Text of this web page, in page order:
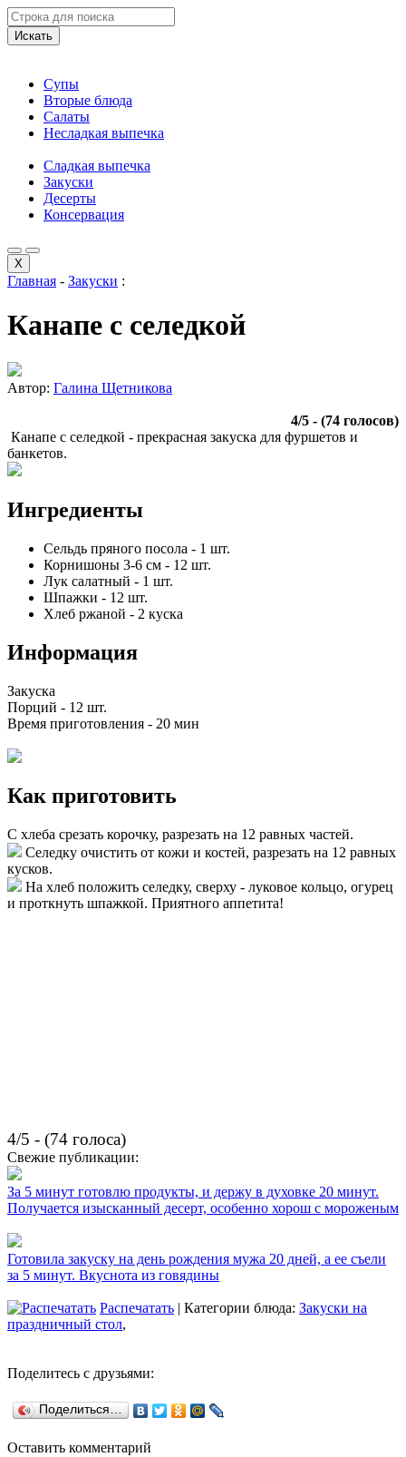
Искать
Супы
Вторые блюда
Салаты
Несладкая выпечка
Сладкая выпечка
Закуски
Десерты
Консервация
X
Главная - Закуски :
Канапе с селедкой
Автор: Галина Щетникова
4/5 - (74 голосов)
Канапе с селедкой - прекрасная закуска для фуршетов и
банкетов.
Ингредиенты
Сельдь пряного посола - 1 шт.
Корнишоны 3-6 см - 12 шт.
Лук салатный - 1 шт.
Шпажки - 12 шт.
Хлеб ржаной - 2 куска
Информация
Закуска
Порций - 12 шт.
Время приготовления - 20 мин
Как приготовить
С хлеба срезать корочку, разрезать на 12 равных частей.
Селедку очистить от кожи и костей, разрезать на 12 равных
кусков.
На хлеб положить селедку, сверху - луковое кольцо, огурец
и проткнуть шпажкой. Приятного аппетита!
4/5 - (74 голоса)
Свежие публикации:
За 5 минут готовлю продукты, и держу в духовке 20 минут.
Получается изысканный десерт, особенно хорош с мороженым
Готовила закуску на день рождения мужа 20 дней, а ее съели
за 5 минут. Вкуснота из говядины
Распечатать | Категории блюда: Закуски на
праздничный стол,
Поделитесь с друзьями:
Поделиться…
Оставить комментарий